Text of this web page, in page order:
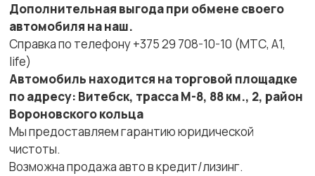
Дополнительная выгода при обмене своего
автомобиля на наш.
Справка по телефону +375 29 708-10-10 (МТС, A1,
life)
Автомобиль находится на торговой площадке
по адресу: Витебск, трасса М-8, 88 км., 2, район
Вороновского кольца
Мы предоставляем гарантию юридической
чистоты.
Возможна продажа авто в кредит/лизинг.